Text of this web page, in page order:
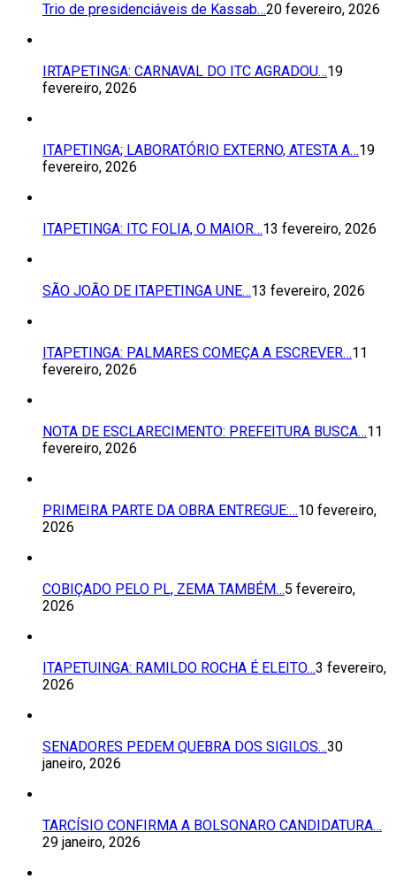
Trio de presidenciáveis de Kassab…20 fevereiro, 2026
IRTAPETINGA: CARNAVAL DO ITC AGRADOU…19
fevereiro, 2026
ITAPETINGA; LABORATÓRIO EXTERNO, ATESTA A…19
fevereiro, 2026
ITAPETINGA: ITC FOLIA, O MAIOR…13 fevereiro, 2026
SÃO JOÃO DE ITAPETINGA UNE…13 fevereiro, 2026
ITAPETINGA: PALMARES COMEÇA A ESCREVER…11
fevereiro, 2026
NOTA DE ESCLARECIMENTO: PREFEITURA BUSCA…11
fevereiro, 2026
PRIMEIRA PARTE DA OBRA ENTREGUE:…10 fevereiro,
2026
COBIÇADO PELO PL, ZEMA TAMBÉM…5 fevereiro,
2026
ITAPETUINGA: RAMILDO ROCHA É ELEITO…3 fevereiro,
2026
SENADORES PEDEM QUEBRA DOS SIGILOS…30
janeiro, 2026
TARCÍSIO CONFIRMA A BOLSONARO CANDIDATURA…
29 janeiro, 2026